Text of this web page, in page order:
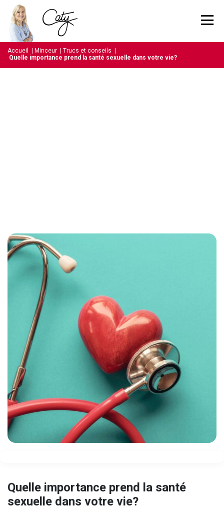
Accueil Minceur Trucs et conseils
Quelle importance prend la santé sexuelle dans votre vie?
Quelle importance prend la santé
sexuelle dans votre vie?